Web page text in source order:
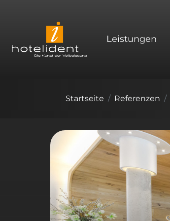
Leistungen
Startseite Referenzen